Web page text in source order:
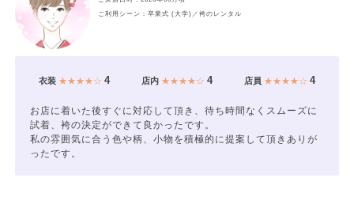
ご利用シーン：卒業式 (大学)／袴のレンタル
衣装★★★★☆ 4 店内★★★★☆ 4 店員 ★★★★☆4
お店に着いた後すぐに対応して頂き、待ち時間なくスムーズに
試着、袴の決定ができて良かったです。
私の雰囲気に合う色や柄、小物を積極的に提案して頂きありが
ったです。